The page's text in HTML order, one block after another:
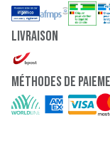
Livraison
Méthodes de